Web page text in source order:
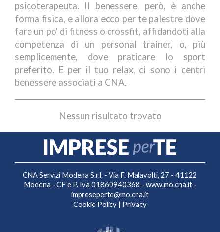
psicoterapeuta. Il benessere, però, è anche
forma fisica, e allora ecco per te palestre dove
fare un po' di fitness o crossfit, affidandoti alla
competenza di un personal trainer, o, più
semplicemente, dove praticare lo sport
preferito. E per il tuo relax, ci sono i centri
benessere associati a CNA.
Nessun risultato trovato
CNA Servizi Modena S.r.l. - Via F. Malavolti, 27 - 41122
Modena - CF e P. Iva 01860940368 - www.mo.cna.it -
impreseperte@mo.cna.it
Cookie Policy | Privacy